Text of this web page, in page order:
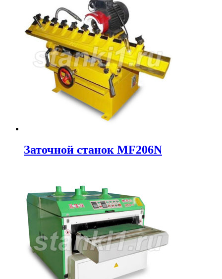
Заточной станок MF206N